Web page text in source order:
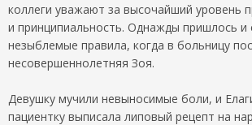
коллеги уважают за высочайший уровень
и принципиальность. Однажды пришлось и
незыблемые правила, когда в больницу
несовершеннолетняя Зоя.
Девушку мучили невыносимые боли, и
пациентку выписала липовый рецепт на